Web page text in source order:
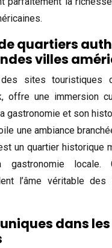
quartiers
villes
sites touristiques
offre une immersion
gastronomie et son
une ambiance
un quartier historique
gastronomie locale.
l’âme véritable des
dans